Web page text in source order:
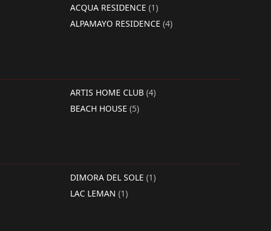
ACQUA RESIDENCE (1)
ALPAMAYO RESIDENCE (4)
ARTIS HOME CLUB (4)
BEACH HOUSE (5)
DIMORA DEL SOLE (1)
LAC LEMAN (1)